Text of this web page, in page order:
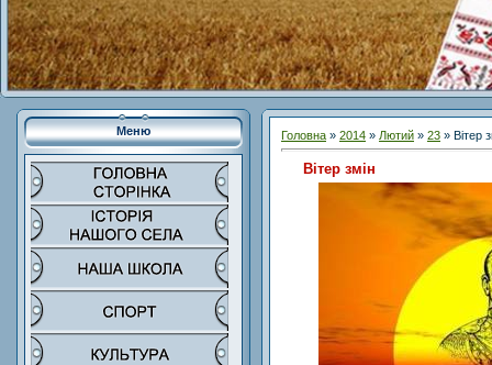
Меню Головна » 2014 » Лютий » 23 » Вітер
Вітер змін